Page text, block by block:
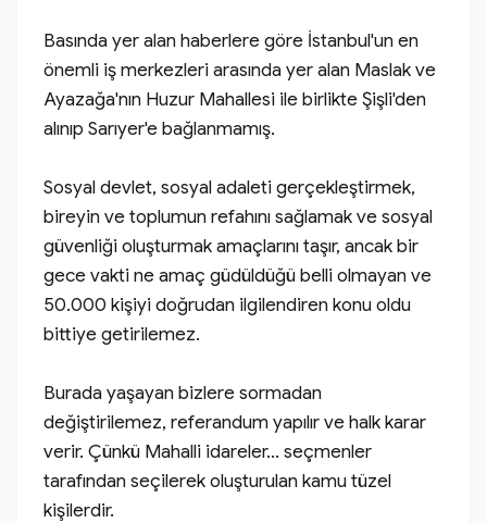
Basında yer alan haberlere göre İstanbul'un en
önemli iş merkezleri arasında yer alan Maslak ve
Ayazağa'nın Huzur Mahallesi ile birlikte Şişli'den
alınıp Sarıyer'e bağlanmamış.
Sosyal devlet, sosyal adaleti gerçekleştirmek,
bireyin ve toplumun refahını sağlamak ve sosyal
güvenliği oluşturmak amaçlarını taşır, ancak bir
gece vakti ne amaç güdüldüğü belli olmayan ve
50.000 kişiyi doğrudan ilgilendiren konu oldu
bittiye getirilemez.
Burada yaşayan bizlere sormadan
değiştirilemez, referandum yapılır ve halk karar
verir. Çünkü Mahalli idareler... seçmenler
tarafından seçilerek oluşturulan kamu tüzel
kişilerdir.